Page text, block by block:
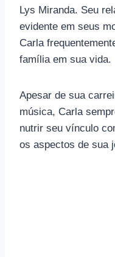
Lys Miranda. Seu
evidente em seus
Carla
família em sua vida.
Apesar de sua
música, Carla
nutrir seu vínculo
os aspectos de sua